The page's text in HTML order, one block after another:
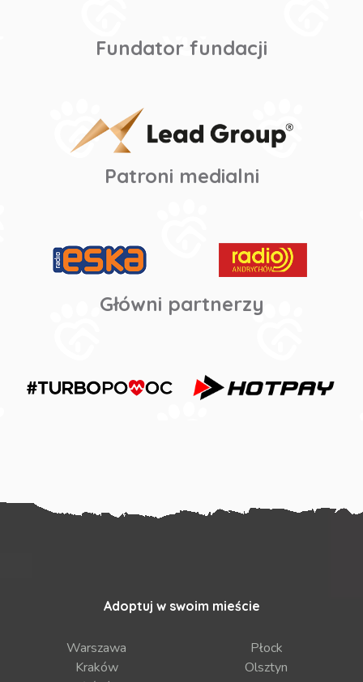
Fundator fundacji
Patroni medialni
Główni partnerzy
Adoptuj w swoim mieście
Warszawa
Kraków
Płock
Olsztyn